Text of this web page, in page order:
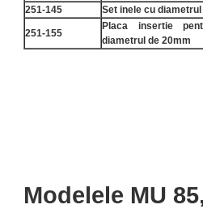
251-145
Set inele cu
251-155
Placa insertie
diametrul de 20mm
Modelele MU